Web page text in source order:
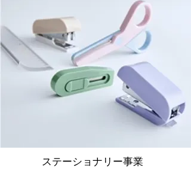
ステーショナリー事業